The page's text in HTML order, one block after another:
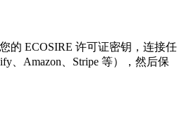
的 ECOSIRE 许可证密钥，连接任
、Amazon、Stripe 等），然后保